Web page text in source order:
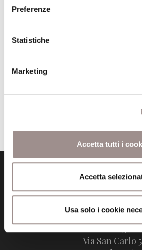
Preferenze
Statistiche
Marketing
Accetta tutti i
Accetta
Usa solo i cookie
nuove)–
Torna all'archivio delle notizie
Pubblicata da: Fondazione il 19-
Fondazione Collegio
Via San Carlo 5